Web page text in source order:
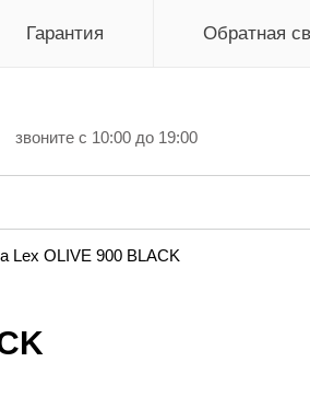
Гарантия Обратная
звоните с 10:00 до 19:00
Lex OLIVE 900 BLACK